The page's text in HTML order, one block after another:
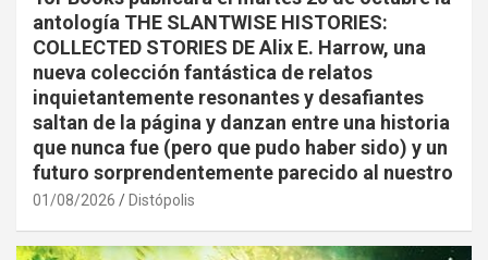
antología THE SLANTWISE HISTORIES:
COLLECTED STORIES DE Alix E. Harrow, una
nueva colección fantástica de relatos
inquietantemente resonantes y desafiantes
saltan de la página y danzan entre una historia
que nunca fue (pero que pudo haber sido) y un
futuro sorprendentemente parecido al nuestro
01/08/2026 Distópolis